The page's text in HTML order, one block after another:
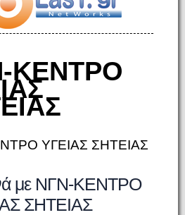
ΚΕΝΤΡΟ
ΥΓΕΙΑΣ ΣΗΤΕΙΑΣ
με ΝΓΝ-ΚΕΝΤΡΟ
ΣΗΤΕΙΑΣ